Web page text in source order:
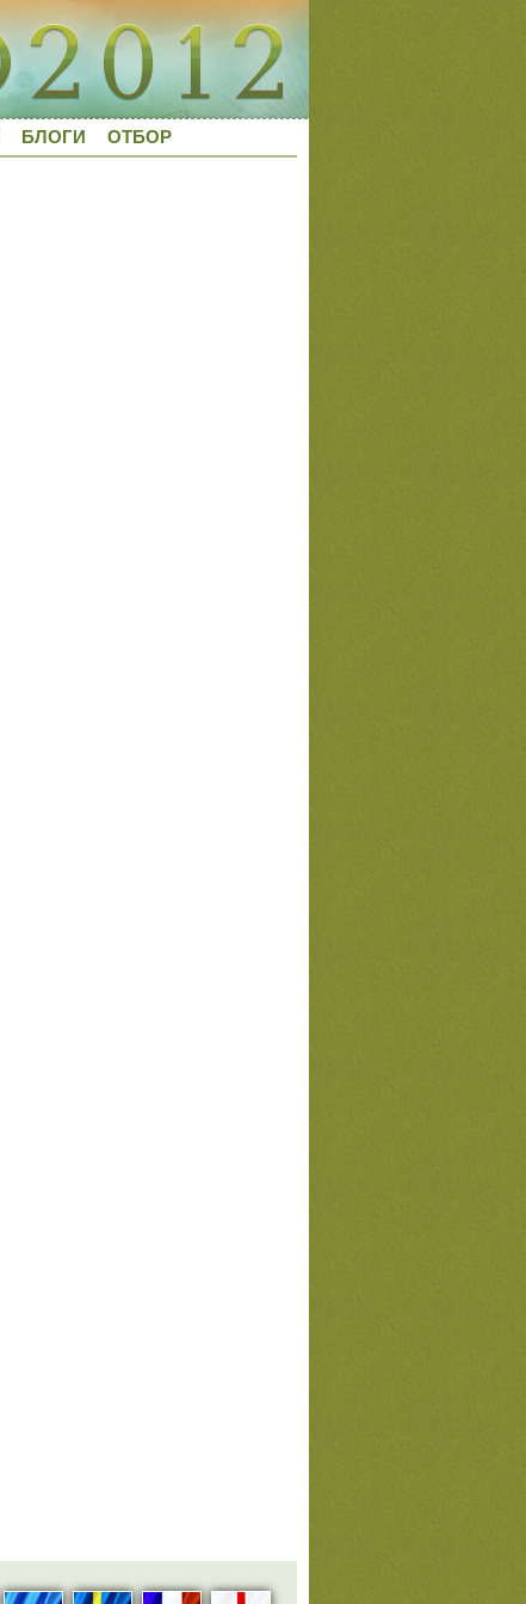
БЛОГИ ОТБОР